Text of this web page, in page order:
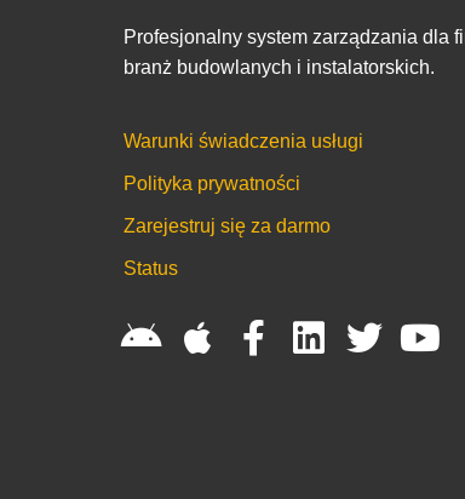
Profesjonalny system zarządzania dla
branż budowlanych i instalatorskich.
Warunki świadczenia usługi
Polityka prywatności
Zarejestruj się za darmo
Status